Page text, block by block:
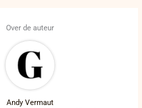
Over de auteur
Andy Vermaut